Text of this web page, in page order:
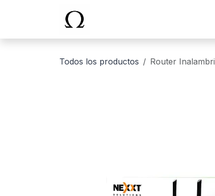
Todos los productos Router